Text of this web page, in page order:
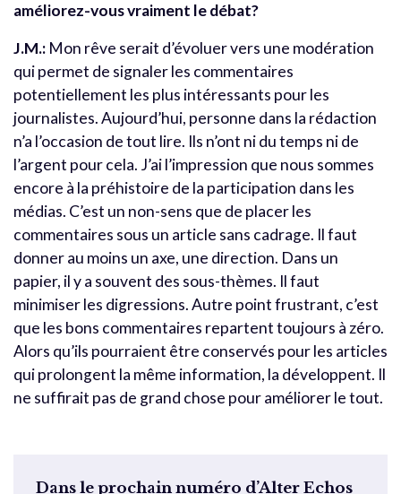
améliorez-vous vraiment le débat?
J.M.: Mon rêve serait d’évoluer vers une modération
qui permet de signaler les commentaires
potentiellement les plus intéressants pour les
journalistes. Aujourd’hui, personne dans la rédaction
n’a l’occasion de tout lire. Ils n’ont ni du temps ni de
l’argent pour cela. J’ai l’impression que nous sommes
encore à la préhistoire de la participation dans les
médias. C’est un non-sens que de placer les
commentaires sous un article sans cadrage. Il faut
donner au moins un axe, une direction. Dans un
papier, il y a souvent des sous-thèmes. Il faut
minimiser les digressions. Autre point frustrant, c’est
que les bons commentaires repartent toujours à zéro.
Alors qu’ils pourraient être conservés pour les articles
qui prolongent la même information, la développent. Il
ne suffirait pas de grand chose pour améliorer le tout.
Dans le prochain numéro d’Alter Echos